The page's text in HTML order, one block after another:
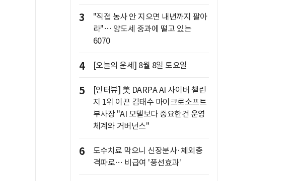
3
"직접 농사 안 지으면 내년까지 팔아
라"… 양도세 중과에 떨고 있는
6070
4 [오늘의 운세] 8월 8일 토요일
5
[인터뷰] 美 DARPA AI 사이버 챌린
지 1위 이끈 김태수 마이크로소프트
부사장 "AI 모델보다 중요한건 운영
체계와 거버넌스"
6
도수치료 막으니 신장분사·체외충
격파로… 비급여 '풍선효과'